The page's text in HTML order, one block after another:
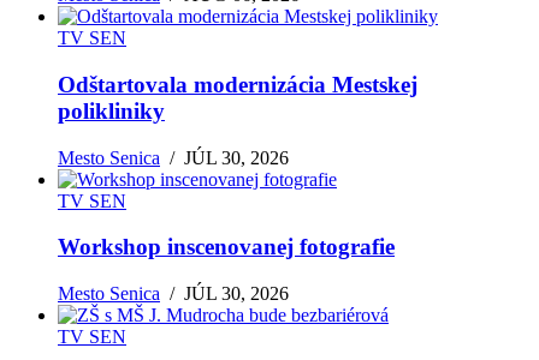
TV SEN
Odštartovala modernizácia Mestskej
polikliniky
Mesto Senica /JÚL 30, 2026
TV SEN
Workshop inscenovanej fotografie
Mesto Senica /JÚL 30, 2026
TV SEN